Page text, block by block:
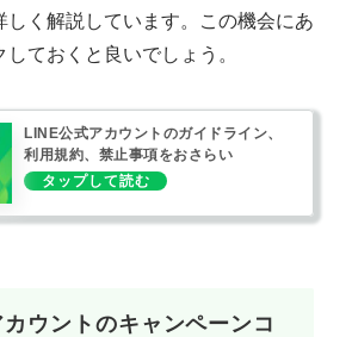
しく解説しています。この機会にあ
ておくと良いでしょう。
LINE公式アカウントのガイドライン、
利用規約、禁止事項をおさらい
ウントのキャンペーンコ